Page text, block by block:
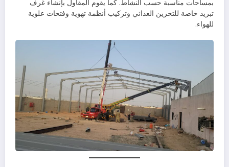
بمساحات مناسبة حسب النشاط. كما يقوم المقاول بإنشاء غرف
تبريد خاصة للتخزين الغذائي وتركيب أنظمة تهوية وفتحات علوية
للهواء.